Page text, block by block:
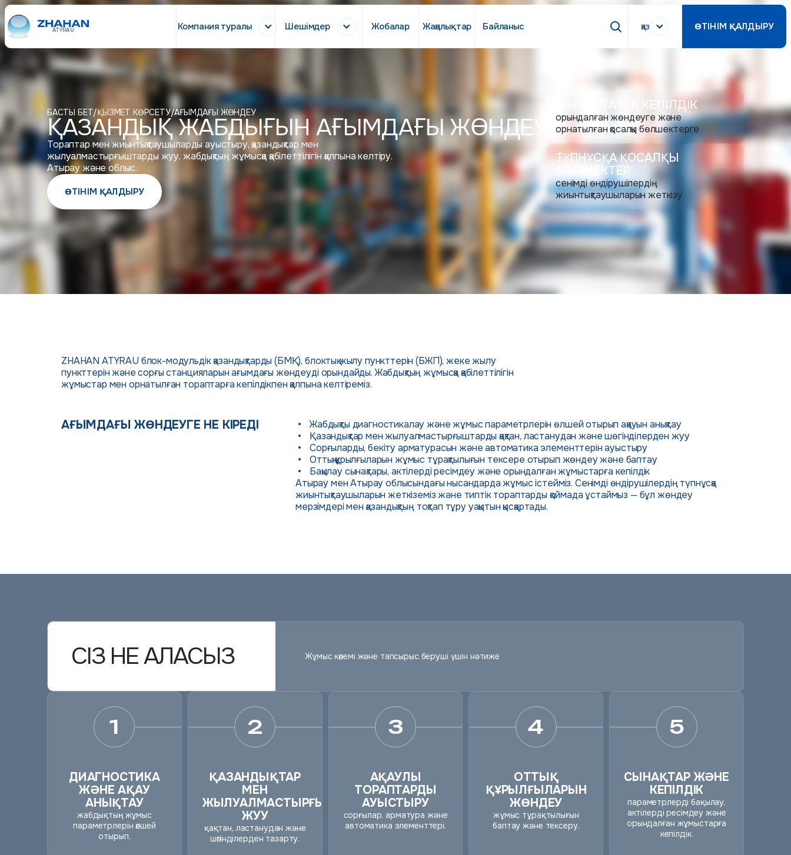
ATYRAU Компания туралы Шешімдер Жобалар Жаңалықтар Байланыс қаз ӨТІНІМ ҚАЛДЫРУ
БАСТЫ БЕТ/ҚЫЗМЕТ КӨРСЕТУ/АҒЫМДАҒЫ ЖӨНДЕУ
ҚАЗАНДЫҚ ЖАБДЫҒЫН АҒЫМДАҒЫ ЖӨНДЕУ
Тораптар мен жиынтықтаушыларды ауыстыру, қазандықтар мен
жылуалмастырғыштарды жуу, жабдықтың жұмысқа қабілеттілігін қалпына келтіру.
Атырау және облыс.
ӨТІНІМ ҚАЛДЫРУ
ЖҰМЫСТАРҒА КЕПІЛДІК
орындалған жөндеуге және
орнатылған қосалқы бөлшектерге
ТҮПНҰСҚА ҚОСАЛҚЫ
БӨЛШЕКТЕР
сенімді өндірушілердің
жиынтықтаушыларын жеткізу
ZHAHAN ATYRAU блок-модульдік қазандықтарды (БМҚ), блоктық жылу пункттерін (БЖП), жеке жылу
пункттерін және сорғы станцияларын ағымдағы жөндеуді орындайды. Жабдықтың жұмысқа қабілеттілігін
жұмыстар мен орнатылған тораптарға кепілдікпен қалпына келтіреміз.
АҒЫМДАҒЫ ЖӨНДЕУГЕ НЕ КІРЕДІ
Жабдықты диагностикалау және жұмыс параметрлерін өлшей отырып ақауын анықтау
Қазандықтар мен жылуалмастырғыштарды қақтан, ластанудан және шөгінділерден жуу
Сорғыларды, бекіту арматурасын және автоматика элементтерін ауыстыру
Оттық құрылғыларын жұмыс тұрақтылығын тексере отырып жөндеу және баптау
Бақылау сынақтары, актілерді ресімдеу және орындалған жұмыстарға кепілдік
Атырау мен Атырау облысындағы нысандарда жұмыс істейміз. Сенімді өндірушілердің түпнұсқа
жиынтықтаушыларын жеткіземіз және типтік тораптарды қоймада ұстаймыз — бұл жөндеу
мерзімдері мен қазандықтың тоқтап тұру уақытын қысқартады.
СІЗ НЕ АЛАСЫЗ Жұмыс көлемі және тапсырыс беруші үшін нәтиже
1
ДИАГНОСТИКА
ЖӘНЕ АҚАУ
АНЫҚТАУ
жабдықтың жұмыс
параметрлерін өлшей
отырып.
2
ҚАЗАНДЫҚТАР
МЕН
ЖЫЛУАЛМАСТЫРҒЫШТАРДЫ
ЖУУ
қақтан, ластанудан және
шөгінділерден тазарту.
3
АҚАУЛЫ
ТОРАПТАРДЫ
АУЫСТЫРУ
сорғылар, арматура және
автоматика элементтері.
4
ОТТЫҚ
ҚҰРЫЛҒЫЛАРЫН
ЖӨНДЕУ
жұмыс тұрақтылығын
баптау және тексеру.
5
СЫНАҚТАР ЖӘНЕ
КЕПІЛДІК
параметрлерді бақылау,
актілерді ресімдеу және
орындалған жұмыстарға
кепілдік.